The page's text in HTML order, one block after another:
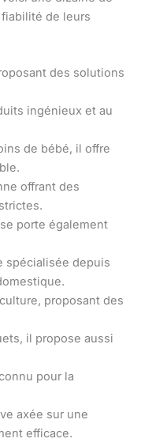
de leurs
des solutions
ingénieux et au
de bébé, il offre
offrant des
porte également
spécialisée depuis
proposant des
il propose aussi
pour la
axée sur une
efficace.